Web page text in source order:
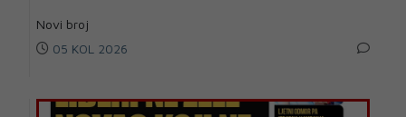
Novi broj
05 KOL 2026